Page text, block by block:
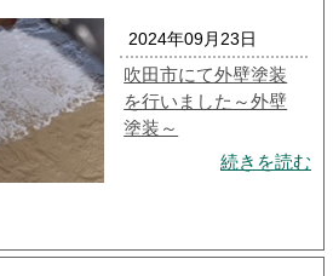
2024年09月23日
吹田市にて外壁塗装
を行いました～外壁
塗装～
続きを読む